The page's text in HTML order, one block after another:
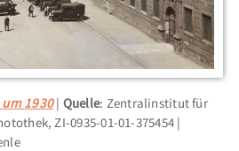
1930 Quelle: Zentralinstitut für
ZI-0935-01-01-375454